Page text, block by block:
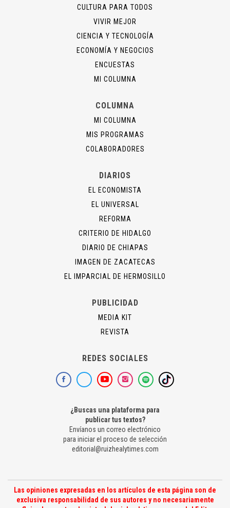
CULTURA PARA TODOS
VIVIR MEJOR
CIENCIA Y TECNOLOGÍA
ECONOMÍA Y NEGOCIOS
ENCUESTAS
MI COLUMNA
COLUMNA
MI COLUMNA
MIS PROGRAMAS
COLABORADORES
DIARIOS
EL ECONOMISTA
EL UNIVERSAL
REFORMA
CRITERIO DE HIDALGO
DIARIO DE CHIAPAS
IMAGEN DE ZACATECAS
EL IMPARCIAL DE HERMOSILLO
PUBLICIDAD
MEDIA KIT
REVISTA
REDES SOCIALES
¿Buscas una plataforma para
publicar tus textos?
Envíanos un correo electrónico
para iniciar el proceso de selección
editorial@ruizhealytimes.com
Las opiniones expresadas en los artículos de esta página son de
exclusiva responsabilidad de sus autores y no necesariamente